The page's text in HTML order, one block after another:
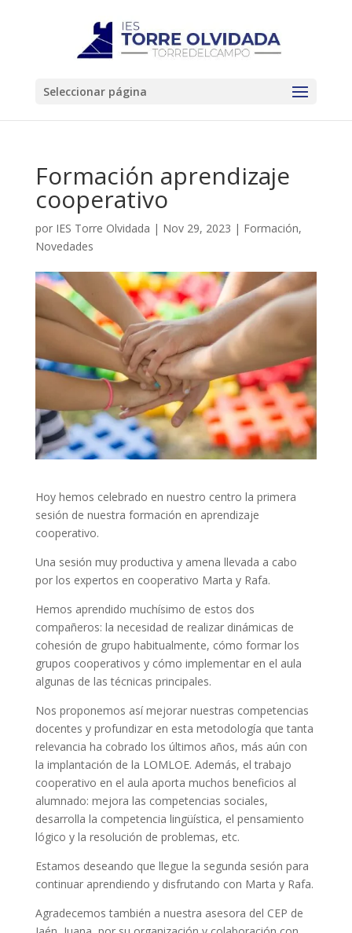
Seleccionar página
Formación aprendizaje
cooperativo
por IES Torre Olvidada | Nov 29, 2023 | Formación,
Novedades
Hoy hemos celebrado en nuestro centro la primera
sesión de nuestra formación en aprendizaje
cooperativo.
Una sesión muy productiva y amena llevada a cabo
por los expertos en cooperativo Marta y Rafa.
Hemos aprendido muchísimo de estos dos
compañeros: la necesidad de realizar dinámicas de
cohesión de grupo habitualmente, cómo formar los
grupos cooperativos y cómo implementar en el aula
algunas de las técnicas principales.
Nos proponemos así mejorar nuestras competencias
docentes y profundizar en esta metodología que tanta
relevancia ha cobrado los últimos años, más aún con
la implantación de la LOMLOE. Además, el trabajo
cooperativo en el aula aporta muchos beneficios al
alumnado: mejora las competencias sociales,
desarrolla la competencia lingüística, el pensamiento
lógico y la resolución de problemas, etc.
Estamos deseando que llegue la segunda sesión para
continuar aprendiendo y disfrutando con Marta y Rafa.
Agradecemos también a nuestra asesora del CEP de